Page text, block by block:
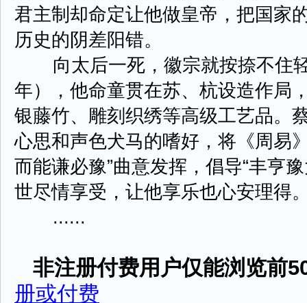
君主制却命定让他做皇帝，把国家
历史的阴差阳错。
向太后一死，徽宗就按捺不住
年），他命童贯在苏、杭设造作局
银藤竹、雕刻织绣等高级工艺品。
心思和声色犬马的嗜好，将《周易
而能谦必豫”曲意发挥，倡导“丰亨
世尽情享受，让他享乐也心安理得
......
非注册付费用户仅能浏览前
册或付费